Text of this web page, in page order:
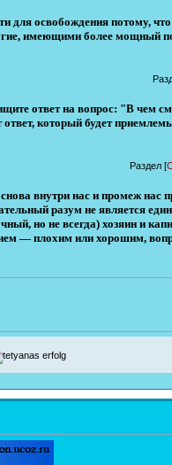
для освобождения потому,
имеющими более мощный
ответ на вопрос: "В чем
который будет
Раздел [
внутри нас и промеж
разум не является
но не всегда) хозяин и
— плохим или хорошим,